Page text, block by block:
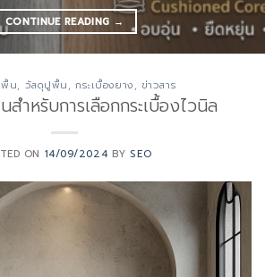
CONTINUE READING →
พื้น, วัสดุปูพื้น,กระเบื้องยาง, ข่าวสาร
ำหรับการเลือกกระเบื้องไวนิล
ON 14/09/2024BYSEO